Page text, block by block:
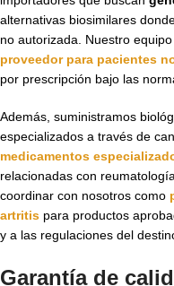
alternativas biosimilares
no autorizada. Nuestro
proveedor para pacientes
por prescripción bajo las
Además, suministramos
especializados a través de
medicamentos
relacionadas con
coordinar con nosotros como
artritis para productos
y a las regulaciones del
Garantía de